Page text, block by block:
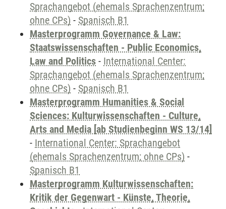
Sprachangebot (ehemals Sprachenzentrum;
ohne CPs) - Spanisch B1
Masterprogramm Governance & Law:
Staatswissenschaften - Public Economics,
Law and Politics - International Center:
Sprachangebot (ehemals Sprachenzentrum;
ohne CPs) - Spanisch B1
Masterprogramm Humanities & Social
Sciences: Kulturwissenschaften - Culture,
Arts and Media [ab Studienbeginn WS 13/14]
- International Center: Sprachangebot
(ehemals Sprachenzentrum; ohne CPs) -
Spanisch B1
Masterprogramm Kulturwissenschaften:
Kritik der Gegenwart - Künste, Theorie,